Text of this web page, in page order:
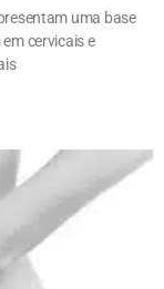
uma base
cervicais e